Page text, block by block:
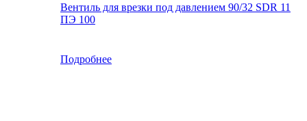
Вентиль для врезки под давлением 90/32 SDR 11
ПЭ 100
Подробнее